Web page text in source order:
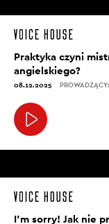
Praktyka czyni
angielskiego?
08.12.2025
I’m sorry! Jak nie